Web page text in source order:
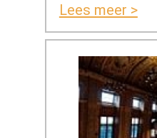
Lees meer >